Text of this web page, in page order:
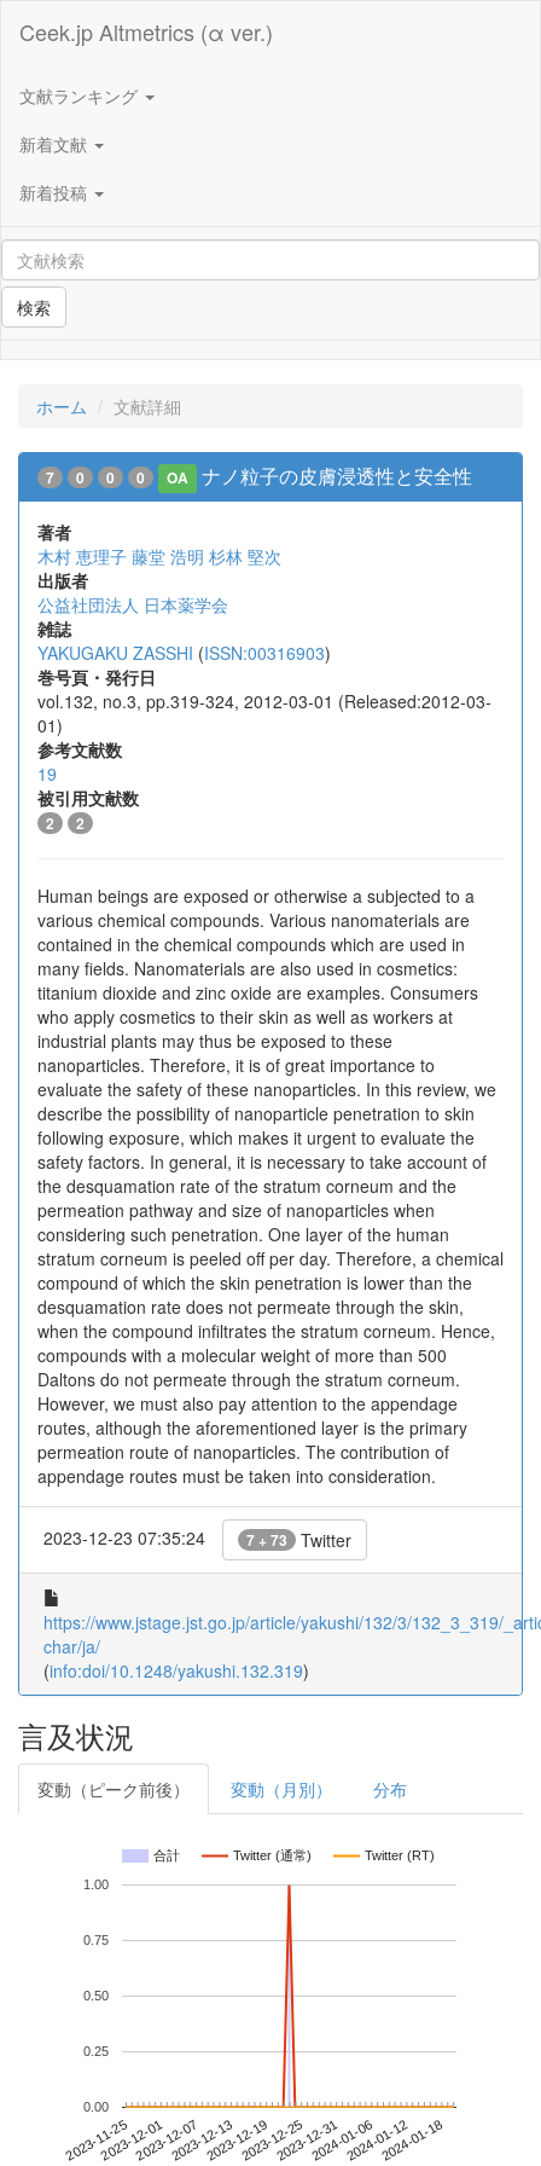
Ceek.jp Altmetrics (α ver.)
文献ランキング
新着文献
新着投稿
検索
ホーム 文献詳細
7 0 0 0 OA ナノ粒子の皮膚浸透性と安全性
著者
木村 恵理子 藤堂 浩明 杉林 堅次
出版者
公益社団法人 日本薬学会
雑誌
YAKUGAKU ZASSHI (ISSN:00316903)
巻号頁・発行日
vol.132, no.3, pp.319-324, 2012-03-01 (Released:2012-03-
01)
参考文献数
19
被引用文献数
2 2
Human beings are exposed or otherwise a subjected to a
various chemical compounds. Various nanomaterials are
contained in the chemical compounds which are used in
many fields. Nanomaterials are also used in cosmetics:
titanium dioxide and zinc oxide are examples. Consumers
who apply cosmetics to their skin as well as workers at
industrial plants may thus be exposed to these
nanoparticles. Therefore, it is of great importance to
evaluate the safety of these nanoparticles. In this review, we
describe the possibility of nanoparticle penetration to skin
following exposure, which makes it urgent to evaluate the
safety factors. In general, it is necessary to take account of
the desquamation rate of the stratum corneum and the
permeation pathway and size of nanoparticles when
considering such penetration. One layer of the human
stratum corneum is peeled off per day. Therefore, a chemical
compound of which the skin penetration is lower than the
desquamation rate does not permeate through the skin,
when the compound infiltrates the stratum corneum. Hence,
compounds with a molecular weight of more than 500
Daltons do not permeate through the stratum corneum.
However, we must also pay attention to the appendage
routes, although the aforementioned layer is the primary
permeation route of nanoparticles. The contribution of
appendage routes must be taken into consideration.
2023-12-23 07:35:24 7 + 73 Twitter
https://www.jstage.jst.go.jp/article/yakushi/132/3/132_3_319/
char/ja/
(info:doi/10.1248/yakushi.132.319)
言及状況
変動（ピーク前後） 変動（月別） 分布
合計 Twitter (通常) Twitter (RT)
2023-11-252023-12-012023-12-072023-12-132023-12-192023-12-252023-12-312024-01-062024-01-122024-01-18
0.00
0.25
0.50
0.75
1.00